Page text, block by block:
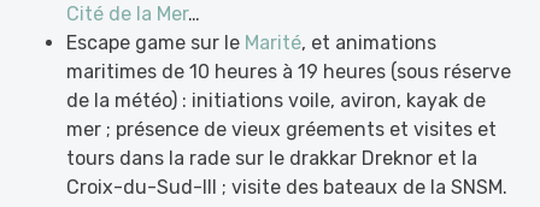
Cité de la Mer…
Escape game sur le Marité, et animations
maritimes de 10 heures à 19 heures (sous réserve
de la météo) : initiations voile, aviron, kayak de
mer ; présence de vieux gréements et visites et
tours dans la rade sur le drakkar Dreknor et la
Croix-du-Sud-III ; visite des bateaux de la SNSM.